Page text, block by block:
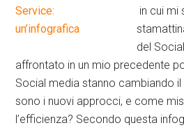
in cui mi
del
affrontato in un mio precedente
Social media stanno cambiando il
sono i nuovi approcci, e come
l’efficienza? Secondo questa